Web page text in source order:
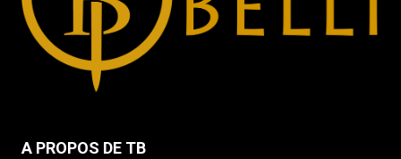
A PROPOS DE TB